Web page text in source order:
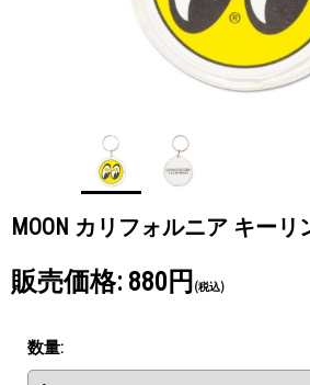
MOON カリフォルニア キーリ
販売価格: 880円 (税込)
数量: